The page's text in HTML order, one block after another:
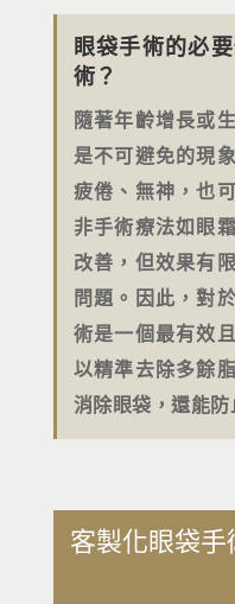
眼袋手術的必
術？
隨著年齡增長或
是不可避免的現
疲倦、無神，也
非手術療法如眼
改善，但效果有
問題。因此，對
術是一個最有效
以精準去除多餘
消除眼袋，還能
客製化眼袋